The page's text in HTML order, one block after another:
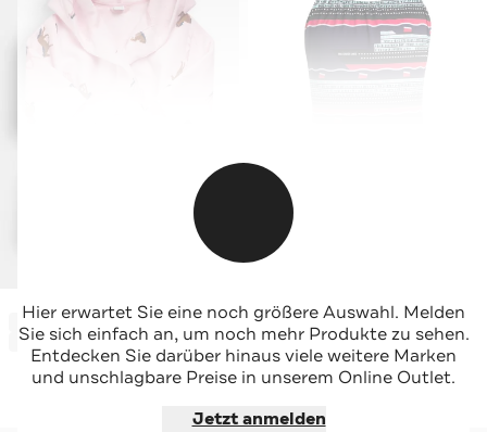
SANETTA
Bademantel gemustert
-45%*
Sale
Jetzt shoppen
VILEBREQUIN
Badeanzug 'Cruise' gemustert
-66%*
Sale
Jetzt shoppen
Hier erwartet Sie eine noch größere Auswahl. Melden
Sie sich einfach an, um noch mehr Produkte zu sehen.
Entdecken Sie darüber hinaus viele weitere Marken
und unschlagbare Preise in unserem Online Outlet.
Jetzt anmelden